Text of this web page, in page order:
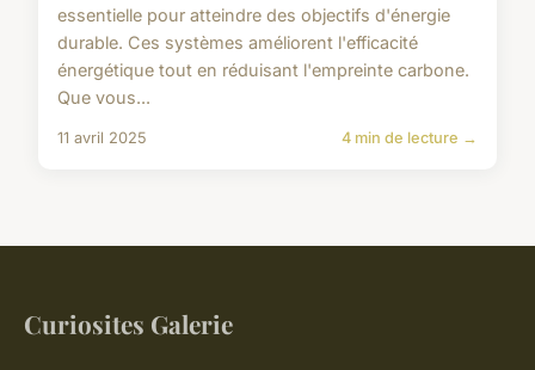
essentielle pour atteindre des objectifs d'énergie
durable. Ces systèmes améliorent l'efficacité
énergétique tout en réduisant l'empreinte carbone.
Que vous...
11 avril 2025 4 min de lecture →
Curiosites Galerie